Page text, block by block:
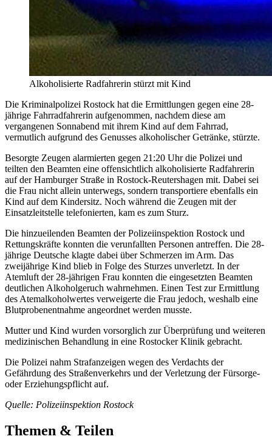
Alkoholisierte Radfahrerin stürzt mit Kind
Die Kriminalpolizei Rostock hat die Ermittlungen gegen eine 28-
jährige Fahrradfahrerin aufgenommen, nachdem diese am
vergangenen Sonnabend mit ihrem Kind auf dem Fahrrad,
vermutlich aufgrund des Genusses alkoholischer Getränke, stürzte.
Besorgte Zeugen alarmierten gegen 21:20 Uhr die Polizei und
teilten den Beamten eine offensichtlich alkoholisierte Radfahrerin
auf der Hamburger Straße in Rostock-Reutershagen mit. Dabei sei
die Frau nicht allein unterwegs, sondern transportiere ebenfalls ein
Kind auf dem Kindersitz. Noch während die Zeugen mit der
Einsatzleitstelle telefonierten, kam es zum Sturz.
Die hinzueilenden Beamten der Polizeiinspektion Rostock und
Rettungskräfte konnten die verunfallten Personen antreffen. Die 28-
jährige Deutsche klagte dabei über Schmerzen im Arm. Das
zweijährige Kind blieb in Folge des Sturzes unverletzt. In der
Atemluft der 28-jährigen Frau konnten die eingesetzten Beamten
deutlichen Alkoholgeruch wahrnehmen. Einen Test zur Ermittlung
des Atemalkoholwertes verweigerte die Frau jedoch, weshalb eine
Blutprobenentnahme angeordnet werden musste.
Mutter und Kind wurden vorsorglich zur Überprüfung und weiteren
medizinischen Behandlung in eine Rostocker Klinik gebracht.
Die Polizei nahm Strafanzeigen wegen des Verdachts der
Gefährdung des Straßenverkehrs und der Verletzung der Fürsorge-
oder Erziehungspflicht auf.
Quelle: Polizeiinspektion Rostock
Themen & Teilen